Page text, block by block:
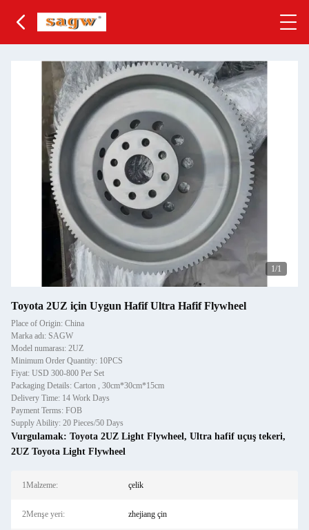
1/1
Toyota 2UZ için Uygun Hafif Ultra Hafif Flywheel
Place of Origin: China
Marka adı: SAGW
Model numarası: 2UZ
Minimum Order Quantity: 10PCS
Fiyat: USD 300-800 Per Set
Packaging Details: Carton , 30cm*30cm*15cm
Delivery Time: 14 Work Days
Payment Terms: FOB
Supply Ability: 20 Pieces/50 Days
Vurgulamak: Toyota 2UZ Light Flywheel, Ultra hafif uçuş tekeri,
2UZ Toyota Light Flywheel
1Malzeme: çelik
2Menşe yeri: zhejiang çin